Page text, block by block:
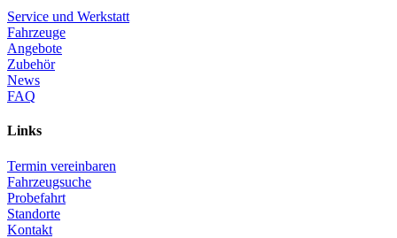
Service und Werkstatt
Fahrzeuge
Angebote
Zubehör
News
FAQ
Links
Termin vereinbaren
Fahrzeugsuche
Probefahrt
Standorte
Kontakt